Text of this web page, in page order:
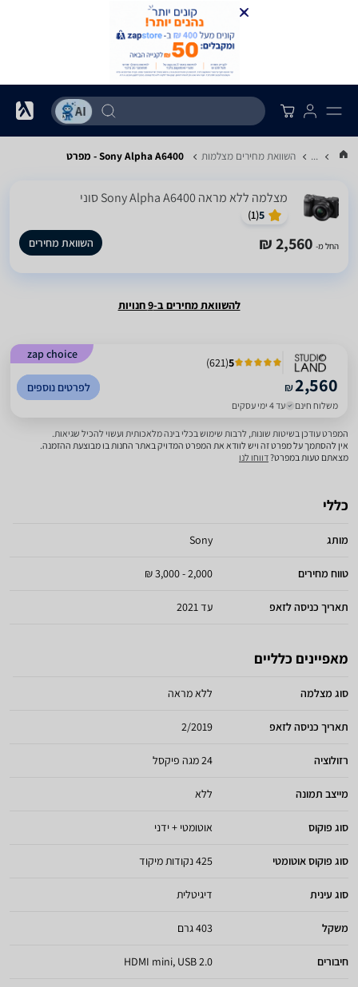
... השוואת מחירים מצלמות Sony Alpha A6400 - מפרט
מצלמה ‏ללא מראה Sony Alpha A6400 סוני
5
(
1
)
החל מ- 2,560 ₪ השוואת מחירים
להשוואת מחירים ב-9 חנויות
zap choice
5
(
621
)
₪2,560
משלוח חינם עד 4 ימי עסקים
לפרטים נוספים
המפרט עודכן בשיטות שונות, לרבות שימוש בכלי בינה מלאכותית ועשוי להכיל שגיאות.
אין להסתמך על מפרט זה ויש לוודא את המפרט המדויק באתר החנות בו מבוצעת ההזמנה.
מצאתם טעות במפרט?דווחו לנו
כללי
מותג Sony
טווח מחירים 2,000 - 3,000 ₪
תאריך כניסה לזאפ עד 2021
מאפיינים כלליים
סוג מצלמה ללא מראה
תאריך כניסה לזאפ 2/2019
רזולוציה 24 מגה פיקסל
מייצב תמונה ללא
סוג פוקוס אוטומטי + ידני
סוג פוקוס אוטומטי 425 נקודות מיקוד
סוג עינית דיגיטלית
משקל 403 גרם
חיבורים HDMI mini, USB 2.0